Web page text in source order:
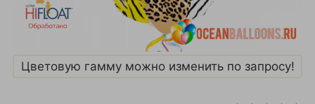
Цветовую гамму можно изменить по запросу!